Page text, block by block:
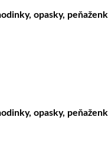
opasky,
opasky,